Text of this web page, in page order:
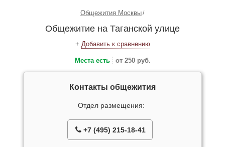
Общежития Москвы
Общежитие на Таганской улице
+ Добавить к сравнению
Места есть от 250 руб.
Контакты общежития
Отдел размещения:
+7 (495) 215-18-41